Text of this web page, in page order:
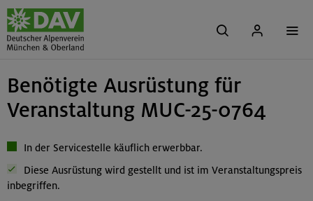
Benötigte Ausrüstung für
Veranstaltung MUC-25-0764
In der Servicestelle käuflich erwerbbar.
Diese Ausrüstung wird gestellt und ist im Veranstaltungspreis
inbegriffen.